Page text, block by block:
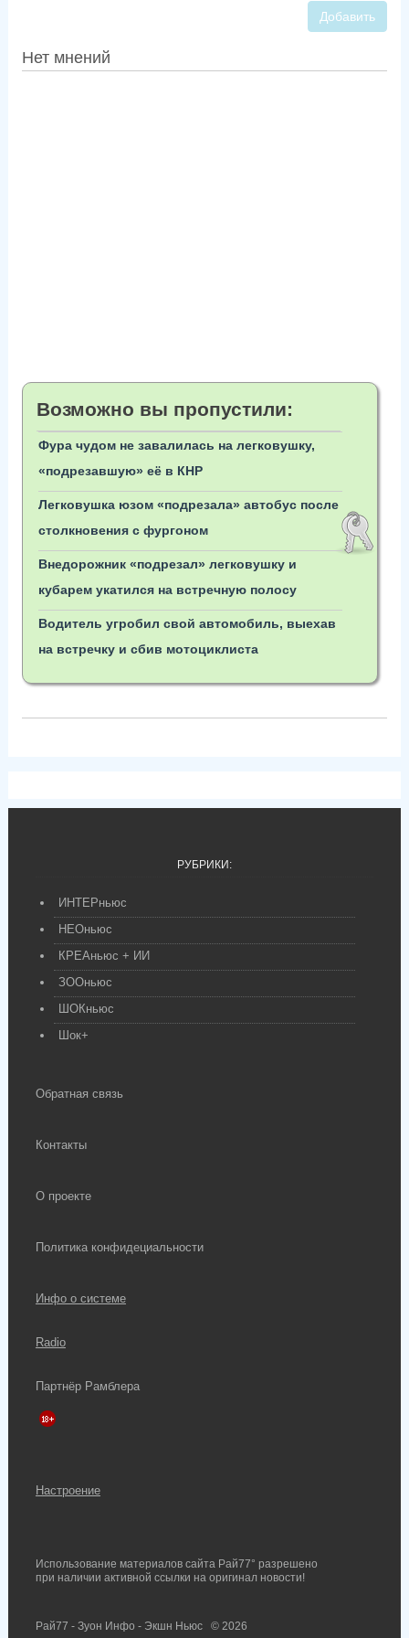
Добавить
Нет мнений
Возможно вы пропустили:
Фура чудом не завалилась на легковушку,
«подрезавшую» её в КНР
Легковушка юзом «подрезала» автобус после
столкновения с фургоном
Внедорожник «подрезал» легковушку и
кубарем укатился на встречную полосу
Водитель угробил свой автомобиль, выехав
на встречку и сбив мотоциклиста
РУБРИКИ:
ИНТЕРньюс
НЕОньюс
КРЕАньюс + ИИ
ЗООньюс
ШОКньюс
Шок+
Обратная связь
Контакты
О проекте
Политика конфидециальности
Инфо о системе
Radio
Партнёр Рамблера
Настроение
Использование материалов сайта Рай77° разрешено
при наличии активной ссылки на оригинал новости!
Рай77 - Зуон Инфо - Экшн Ньюс © 2026